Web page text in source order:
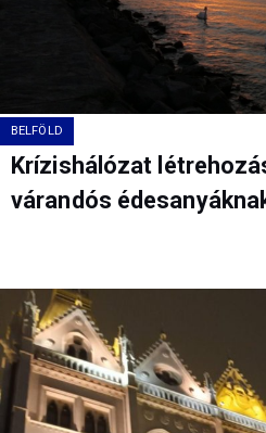
BELFÖLD
Krízishálózat
várandós